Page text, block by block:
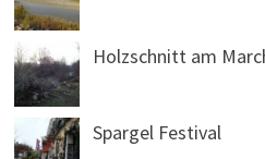
Holzschnitt am
Spargel Festival